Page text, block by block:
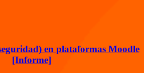
en plataformas Moodle
[Informe]